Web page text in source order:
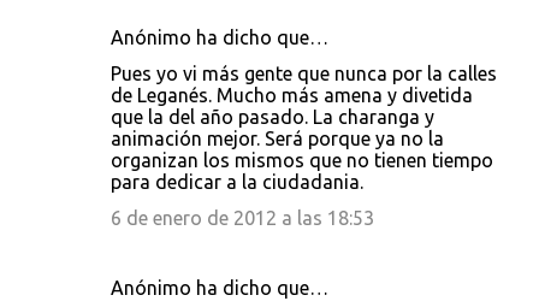
Anónimo ha dicho que…
Pues yo vi más gente que nunca por la calles
de Leganés. Mucho más amena y divetida
que la del año pasado. La charanga y
animación mejor. Será porque ya no la
organizan los mismos que no tienen tiempo
para dedicar a la ciudadania.
6 de enero de 2012 a las 18:53
Anónimo ha dicho que…